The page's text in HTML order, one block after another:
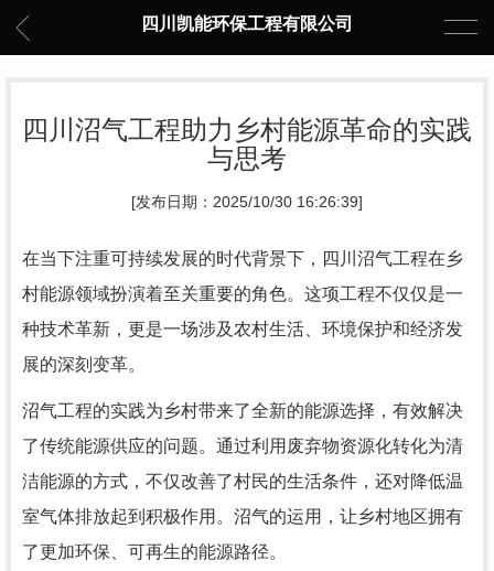
四川凯能环保工程有限公司
四川沼气工程助力乡村能源革命的实践
与思考
[发布日期：2025/10/30 16:26:39]
在当下注重可持续发展的时代背景下，四川沼气工程在乡
村能源领域扮演着至关重要的角色。这项工程不仅仅是一
种技术革新，更是一场涉及农村生活、环境保护和经济发
展的深刻变革。
沼气工程的实践为乡村带来了全新的能源选择，有效解决
了传统能源供应的问题。通过利用废弃物资源化转化为清
洁能源的方式，不仅改善了村民的生活条件，还对降低温
室气体排放起到积极作用。沼气的运用，让乡村地区拥有
了更加环保、可再生的能源路径。